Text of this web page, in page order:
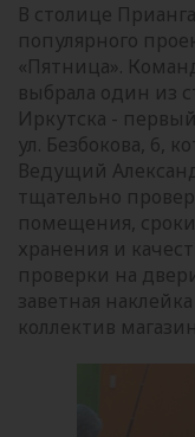
В столице
популярного
«Пятница».
выбрала один из
Иркутска -
ул. Безбокова, 6,
Ведущий
тщательно
помещения,
хранения и
проверки на
заветная
коллектив